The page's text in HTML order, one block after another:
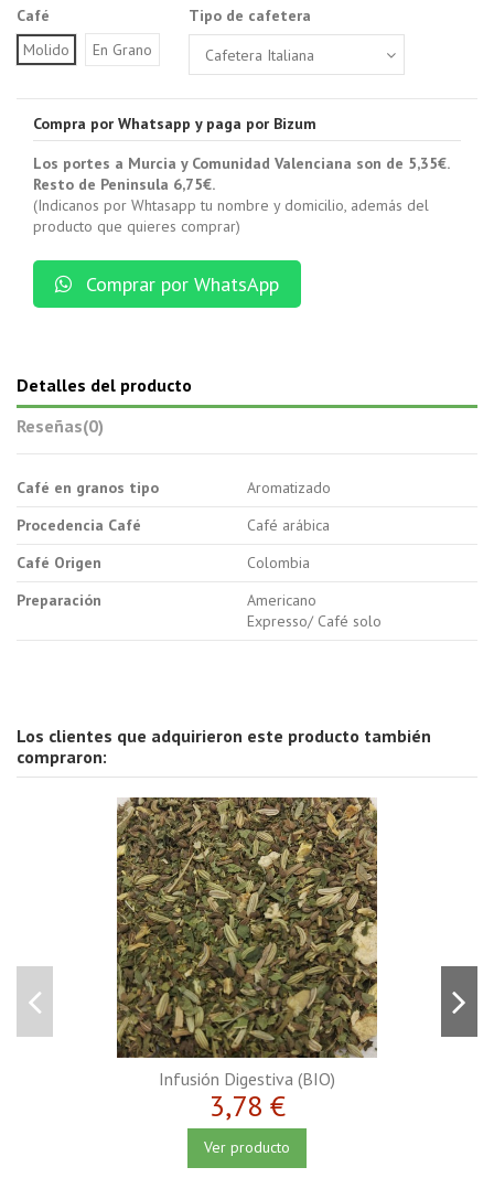
Café
Molido
En Grano
Tipo de cafetera
Compra por Whatsapp y paga por Bizum
Los portes a Murcia y Comunidad Valenciana son de 5,35€.
Resto de Peninsula 6,75€.
(Indicanos por Whtasapp tu nombre y domicilio, además del
producto que quieres comprar)
Comprar por WhatsApp
Detalles del producto
Reseñas(0)
Café en granos tipo
Aromatizado
Procedencia Café
Café arábica
Café Origen
Colombia
Preparación
Americano
Expresso/ Café solo
Los clientes que adquirieron este producto también
compraron:
Infusión Digestiva (BIO)
3,78 €
Ver producto